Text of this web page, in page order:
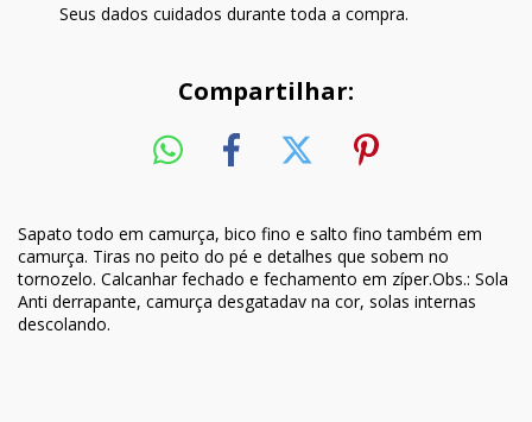
Seus dados cuidados durante toda a compra.
Compartilhar:
Sapato todo em camurça, bico fino e salto fino também em
camurça. Tiras no peito do pé e detalhes que sobem no
tornozelo. Calcanhar fechado e fechamento em zíper.Obs.: Sola
Anti derrapante, camurça desgatadav na cor, solas internas
descolando.